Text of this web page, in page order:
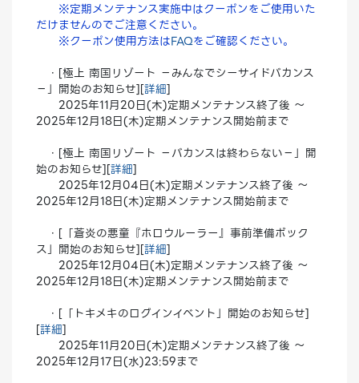
※定期メンテナンス実施中はクーポンをご使用いた
だけませんのでご注意ください。
※クーポン使用方法はFAQをご確認ください。
・[極上 南国リゾート －みんなでシーサイドバカンス
－」開始のお知らせ][詳細]
2025年11月20日(木)定期メンテナンス終了後 ～
2025年12月18日(木)定期メンテナンス開始前まで
・[極上 南国リゾート －バカンスは終わらない－」開
始のお知らせ][詳細]
2025年12月04日(木)定期メンテナンス終了後 ～
2025年12月18日(木)定期メンテナンス開始前まで
・[「蒼炎の悪童『ホロウルーラー』事前準備ボック
ス」開始のお知らせ][詳細]
2025年12月04日(木)定期メンテナンス終了後 ～
2025年12月18日(木)定期メンテナンス開始前まで
・[「トキメキのログインイベント」開始のお知らせ]
[詳細]
2025年11月20日(木)定期メンテナンス終了後 ～
2025年12月17日(水)23:59まで